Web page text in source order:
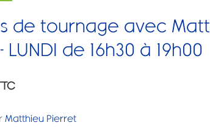
de tournage avec
LUNDI de 16h30 à 19h00
Matthieu Pierret